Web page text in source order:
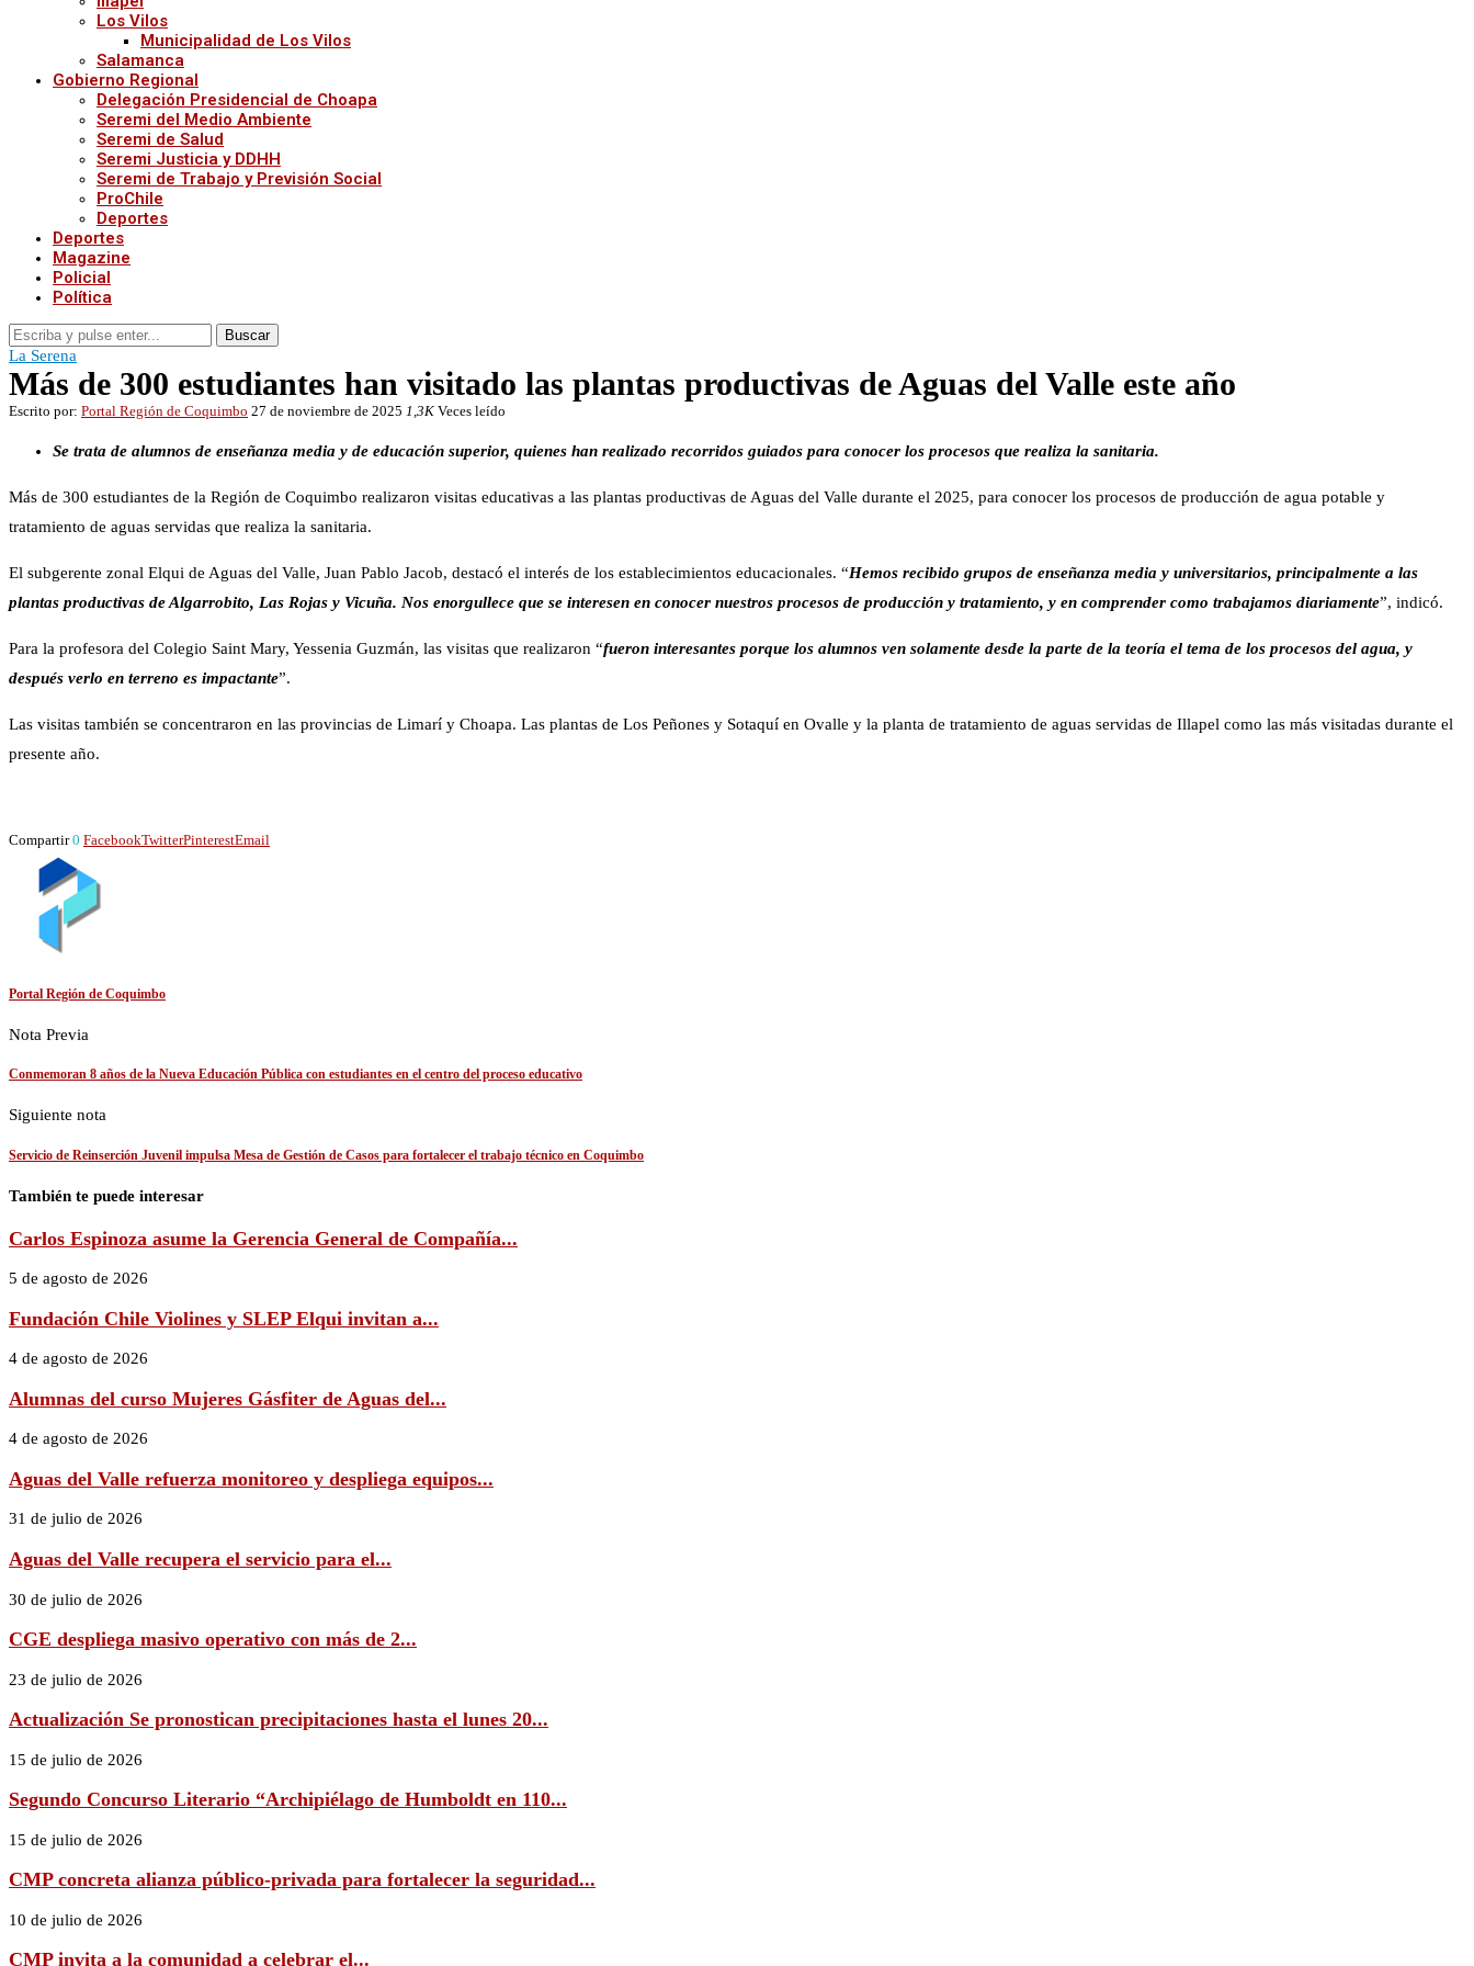
Los Vilos
Municipalidad de Los Vilos
Salamanca
Gobierno Regional
Delegación Presidencial de Choapa
Seremi del Medio Ambiente
Seremi de Salud
Seremi Justicia y DDHH
Seremi de Trabajo y Previsión Social
ProChile
Deportes
Deportes
Magazine
Policial
Política
Buscar
La Serena
Más de 300 estudiantes han visitado las plantas productivas de Aguas del Valle este año
Escrito por: Portal Región de Coquimbo 27 de noviembre de 2025 1,3K Veces leído
Se trata de alumnos de enseñanza media y de educación superior, quienes han realizado recorridos guiados para conocer los procesos que realiza la sanitaria.
Más de 300 estudiantes de la Región de Coquimbo realizaron visitas educativas a las plantas productivas de Aguas del Valle durante el 2025, para conocer los procesos de producción de agua potable y
tratamiento de aguas servidas que realiza la sanitaria.
El subgerente zonal Elqui de Aguas del Valle, Juan Pablo Jacob, destacó el interés de los establecimientos educacionales. “Hemos recibido grupos de enseñanza media y universitarios, principalmente a las
plantas productivas de Algarrobito, Las Rojas y Vicuña. Nos enorgullece que se interesen en conocer nuestros procesos de producción y tratamiento, y en comprender como trabajamos diariamente”, indicó.
Para la profesora del Colegio Saint Mary, Yessenia Guzmán, las visitas que realizaron “fueron interesantes porque los alumnos ven solamente desde la parte de la teoría el tema de los procesos del agua, y
después verlo en terreno es impactante”.
Las visitas también se concentraron en las provincias de Limarí y Choapa. Las plantas de Los Peñones y Sotaquí en Ovalle y la planta de tratamiento de aguas servidas de Illapel como las más visitadas durante el
presente año.
Compartir 0 FacebookTwitterPinterestEmail
Portal Región de Coquimbo
Nota Previa
Conmemoran 8 años de la Nueva Educación Pública con estudiantes en el centro del proceso educativo
Siguiente nota
Servicio de Reinserción Juvenil impulsa Mesa de Gestión de Casos para fortalecer el trabajo técnico en Coquimbo
También te puede interesar
Carlos Espinoza asume la Gerencia General de Compañía...
5 de agosto de 2026
Fundación Chile Violines y SLEP Elqui invitan a...
4 de agosto de 2026
Alumnas del curso Mujeres Gásfiter de Aguas del...
4 de agosto de 2026
Aguas del Valle refuerza monitoreo y despliega equipos...
31 de julio de 2026
Aguas del Valle recupera el servicio para el...
30 de julio de 2026
CGE despliega masivo operativo con más de 2...
23 de julio de 2026
Actualización Se pronostican precipitaciones hasta el lunes 20...
15 de julio de 2026
Segundo Concurso Literario “Archipiélago de Humboldt en 110...
15 de julio de 2026
CMP concreta alianza público-privada para fortalecer la seguridad...
10 de julio de 2026
CMP invita a la comunidad a celebrar el...